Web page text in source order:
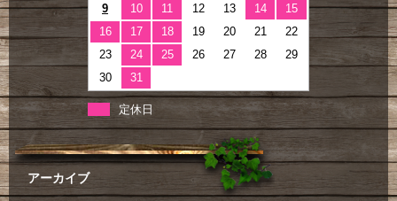
9
10 11 12 13 14
15
16
17 18 19 20 21
22
23
24 25 26 27 28
29
30
31
定休日
アーカイブ